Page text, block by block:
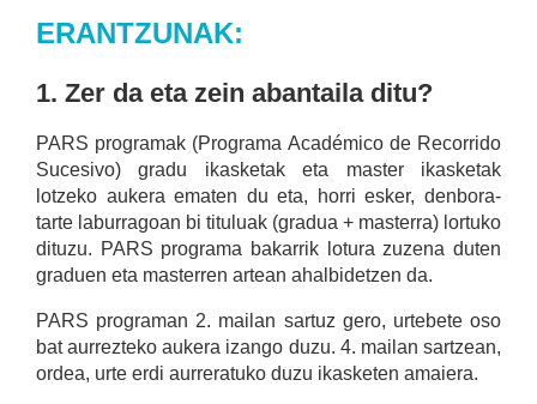
ERANTZUNAK:
1. Zer da eta zein abantaila ditu?
PARS programak (Programa Académico de Recorrido
Sucesivo) gradu ikasketak eta master ikasketak
lotzeko aukera ematen du eta, horri esker, denbora-
tarte laburragoan bi tituluak (gradua + masterra) lortuko
dituzu. PARS programa bakarrik lotura zuzena duten
graduen eta masterren artean ahalbidetzen da.
PARS programan 2. mailan sartuz gero, urtebete oso
bat aurrezteko aukera izango duzu. 4. mailan sartzean,
ordea, urte erdi aurreratuko duzu ikasketen amaiera.